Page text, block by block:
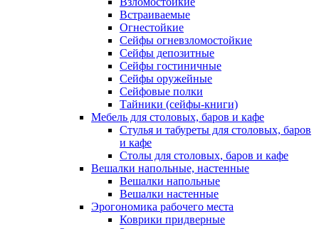
Встраиваемые
Огнестойкие
Сейфы огневзломостойкие
Сейфы депозитные
Сейфы гостиничные
Сейфы оружейные
Сейфовые полки
Тайники (сейфы-книги)
Мебель для столовых, баров и кафе
Стулья и табуреты для столовых, баров
и кафе
Столы для столовых, баров и кафе
Вешалки напольные, настенные
Вешалки напольные
Вешалки настенные
Эрогономика рабочего места
Коврики придверные